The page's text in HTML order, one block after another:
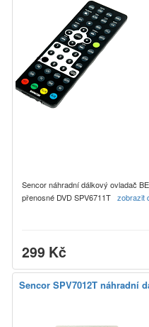
Sencor náhradní dálkový ovladač
přenosné DVD SPV6711T zobrazit
299 Kč
Sencor SPV7012T náhradní